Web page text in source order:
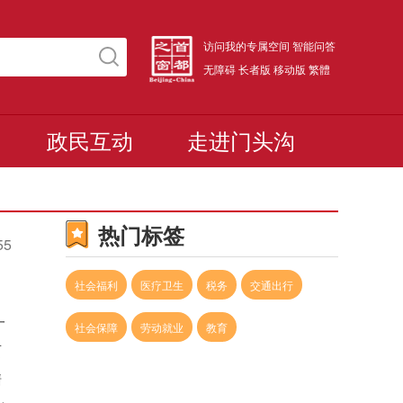
访问我的专属空间 智能问答
无障碍长者版 移动版 繁體
政民互动 走进门头沟
热门标签
社会福利 医疗卫生 税务 交通出行
社会保障 劳动就业 教育